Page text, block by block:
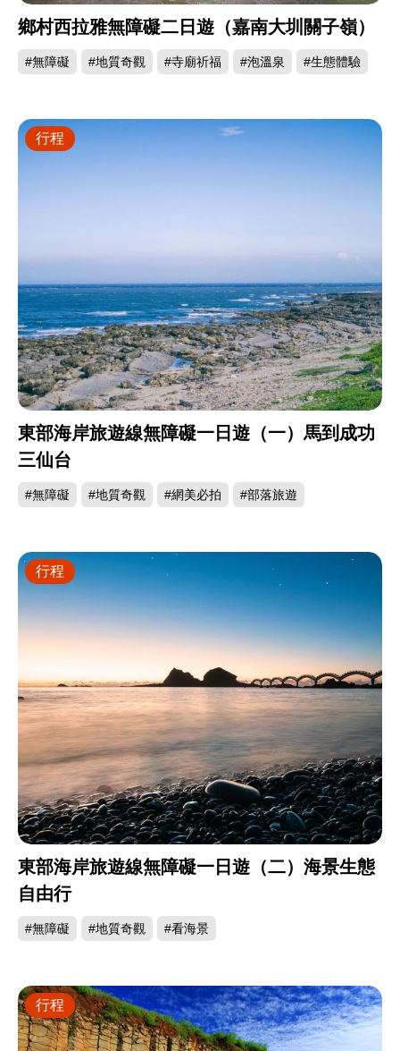
鄉村西拉雅無障礙二日遊（嘉南大圳關子嶺）
#無障礙 #地質奇觀 #寺廟祈福 #泡溫泉 #生態體驗
東部海岸旅遊線無障礙一日遊（一）馬到成功
三仙台
#無障礙 #地質奇觀 #網美必拍 #部落旅遊
行程
東部海岸旅遊線無障礙一日遊（二）海景生態
自由行
#無障礙 #地質奇觀 #看海景
行程
行程